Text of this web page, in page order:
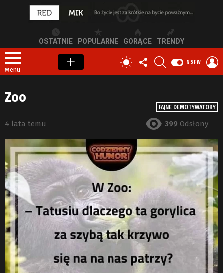
OSTATNIE POPULARNE GORĄCE TRENDY
Menu
PRZEŁĄCZ
SKÓRKĘ
OBSERWUJ
NAS
NSFW
FAJNE DEMOTYWATORY
Zoo
4 lata temu 399 Odsłony